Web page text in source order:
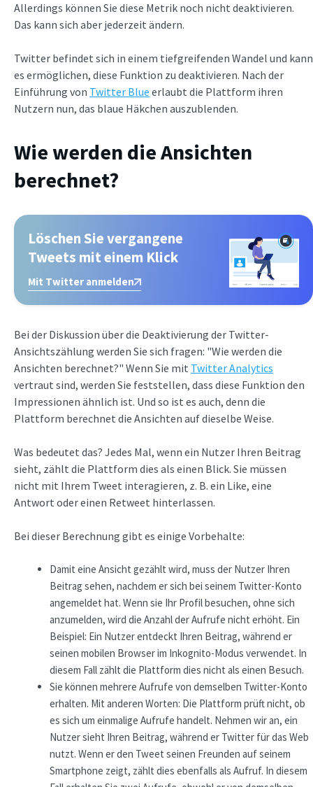
Allerdings können Sie diese Metrik noch nicht deaktivieren.
Das kann sich aber jederzeit ändern.
Twitter befindet sich in einem tiefgreifenden Wandel und kann
es ermöglichen, diese Funktion zu deaktivieren. Nach der
Einführung von Twitter Blue erlaubt die Plattform ihren
Nutzern nun, das blaue Häkchen auszublenden.
Wie werden die Ansichten
berechnet?
Löschen Sie vergangene
Tweets mit einem Klick
Mit Twitter anmelden
Bei der Diskussion über die Deaktivierung der Twitter-
Ansichtszählung werden Sie sich fragen: "Wie werden die
Ansichten berechnet?" Wenn Sie mit Twitter Analytics
vertraut sind, werden Sie feststellen, dass diese Funktion den
Impressionen ähnlich ist. Und so ist es auch, denn die
Plattform berechnet die Ansichten auf dieselbe Weise.
Was bedeutet das? Jedes Mal, wenn ein Nutzer Ihren Beitrag
sieht, zählt die Plattform dies als einen Blick. Sie müssen
nicht mit Ihrem Tweet interagieren, z. B. ein Like, eine
Antwort oder einen Retweet hinterlassen.
Bei dieser Berechnung gibt es einige Vorbehalte:
Damit eine Ansicht gezählt wird, muss der Nutzer Ihren
Beitrag sehen, nachdem er sich bei seinem Twitter-Konto
angemeldet hat. Wenn sie Ihr Profil besuchen, ohne sich
anzumelden, wird die Anzahl der Aufrufe nicht erhöht. Ein
Beispiel: Ein Nutzer entdeckt Ihren Beitrag, während er
seinen mobilen Browser im Inkognito-Modus verwendet. In
diesem Fall zählt die Plattform dies nicht als einen Besuch.
Sie können mehrere Aufrufe von demselben Twitter-Konto
erhalten. Mit anderen Worten: Die Plattform prüft nicht, ob
es sich um einmalige Aufrufe handelt. Nehmen wir an, ein
Nutzer sieht Ihren Beitrag, während er Twitter für das Web
nutzt. Wenn er den Tweet seinen Freunden auf seinem
Smartphone zeigt, zählt dies ebenfalls als Aufruf. In diesem